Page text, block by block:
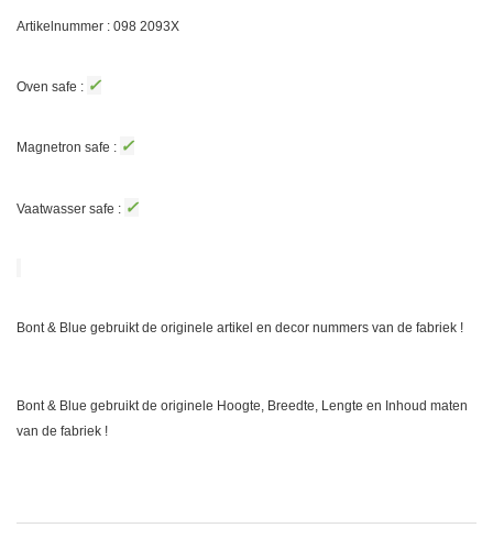
Artikelnummer : 098 2093X
Oven safe : ✓
Magnetron safe : ✓
Vaatwasser safe : ✓
Bont & Blue gebruikt de originele artikel en decor nummers van de fabriek !
Bont & Blue gebruikt de originele Hoogte, Breedte, Lengte en Inhoud maten
van de fabriek !